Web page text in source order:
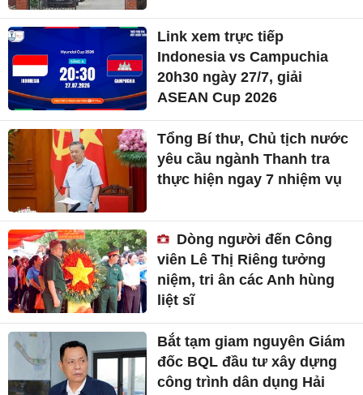
Link xem trực tiếp
Indonesia vs Campuchia
20h30 ngày 27/7, giải
ASEAN Cup 2026
Tổng Bí thư, Chủ tịch nước
yêu cầu ngành Thanh tra
thực hiện ngay 7 nhiệm vụ
Dòng người đến Công
viên Lê Thị Riêng tưởng
niệm, tri ân các Anh hùng
liệt sĩ
Bắt tạm giam nguyên Giám
đốc BQL đầu tư xây dựng
công trình dân dụng Hải